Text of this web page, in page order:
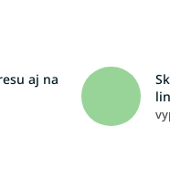
aj na